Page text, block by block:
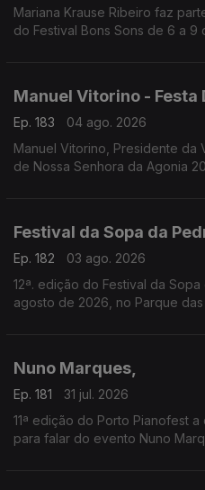
Mariana Krause Ribeiro faz
do Festival Bons Sons de 6 a 9
Manuel Vitorino - Festa
Ep. 183
04 ago. 2026
Manuel Vitorino, Presidente da
de Nossa Senhora da Agonia
Festival da Sopa da
Ep. 182
03 ago. 2026
12ª. edição do Festival da
agosto de 2026, no Parque
O grão-confrade Luís Manso da
Almeirim fala sobre este símbolo
Nuno Marques,
Ep. 181
31 jul. 2026
11ª edição do Porto Pianofest a
para falar do evento Nuno